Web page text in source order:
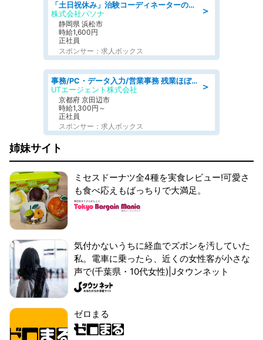
＞
「土日祝休み」治験コーディネーターのお仕事/未経験OK
株式会社パソナ
静岡県 浜松市
時給1,600円
正社員
スポンサー：求人ボックス
＞
事務/PC・データ入力/営業事務 残業ほぼなし 建設機械レンタル会社で未経験から一般事務
UTエージェント株式会社
京都府 京田辺市
時給1,300円～
正社員
スポンサー：求人ボックス
姉妹サイト
ミセスドーナツ全4種を実食レビュー!可愛さ
も食べ応えもばっちりで大満足。
気付かないうちに経血でズボンを汚していた
私。電車に乗ったら、近くの女性客が小さな
声で(千葉県・10代女性)|Jタウンネット
ゼロまる